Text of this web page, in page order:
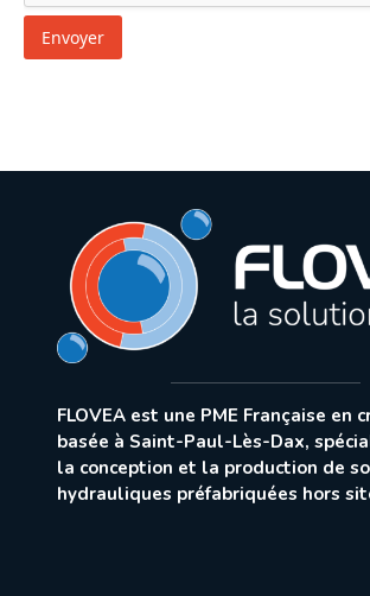
Envoyer
FLOVEA est une PME Française en
basée à Saint-Paul-Lès-Dax,
la conception et la production de
hydrauliques préfabriquées hors